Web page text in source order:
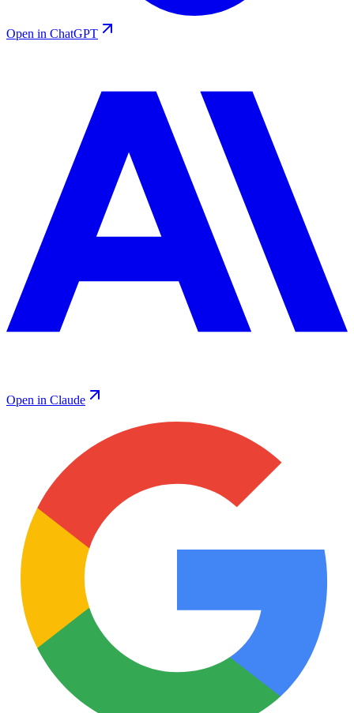
Open in ChatGPT
Open in Claude